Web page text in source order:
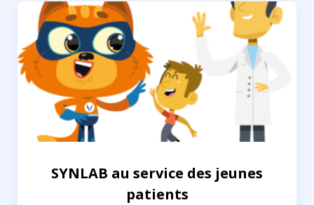
SYNLAB au service des jeunes
patients